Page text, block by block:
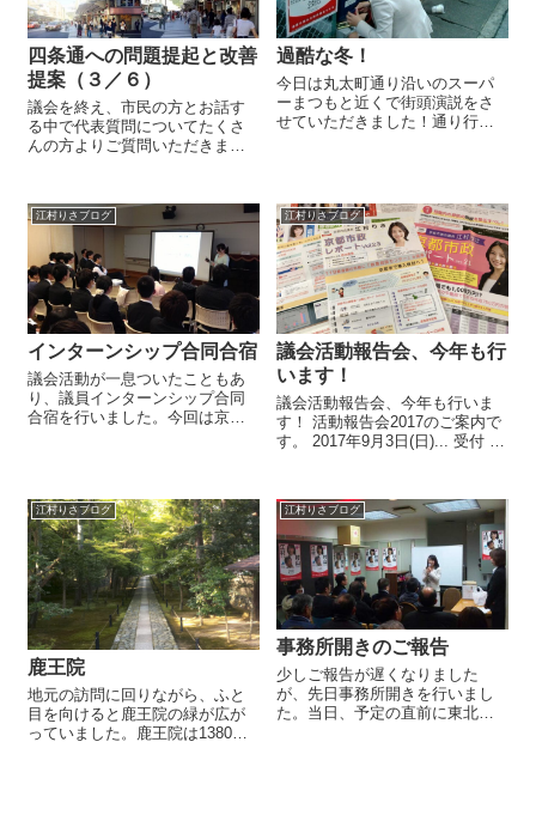
四条通への問題提起と改善
提案（３／６）
議会を終え、市民の方とお話す
る中で代表質問についてたくさ
んの方よりご質問いただきます
問一答形式の委員会とは異な
り、双方が何回も質問と答弁の
応酬がなされるものではありま
せん。一括質問・答...
過酷な冬！
今日は丸太町通り沿いのスーパ
ーまつもと近くで街頭演説をさ
せていただきました！通り行く
違う週末の和やかな雰囲気が漂
っていました。そ...
江村りさブログ
インターンシップ合同合宿
議会活動が一息ついたこともあ
り、議員インターンシップ合同
合宿を行いました。今回は京都
ンバーがどこの事務所のインタ
ーン生なのか戸惑い...
江村りさブログ
議会活動報告会、今年も行
います！
議会活動報告会、今年も行いま
す！ 活動報告会2017のご案内で
す。 2017年9月3日(日)... 受付 16
様：6000円(小学生以下は3000
円) お申し込...
江村りさブログ
鹿王院
地元の訪問に回りながら、ふと
目を向けると鹿王院の緑が広が
っていました。鹿王院は1380年
江村りさブログ
事務所開きのご報告
少しご報告が遅くなりました
が、先日事務所開きを行いまし
た。当日、予定の直前に東北大